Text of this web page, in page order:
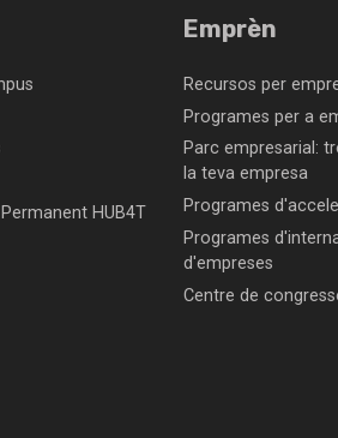
HUB4T
Emprèn
Recursos per
Programes per a
Parc empresarial:
la teva empresa
Programes
Programes
d'empreses
Centre de